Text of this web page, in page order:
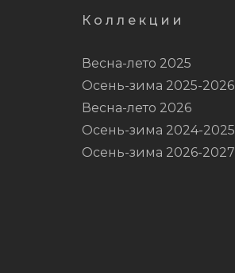
Коллекции
Весна-лето 2025
Осень-зима 2025-2026
Весна-лето 2026
Осень-зима 2024-2025
Осень-зима 2026-2027